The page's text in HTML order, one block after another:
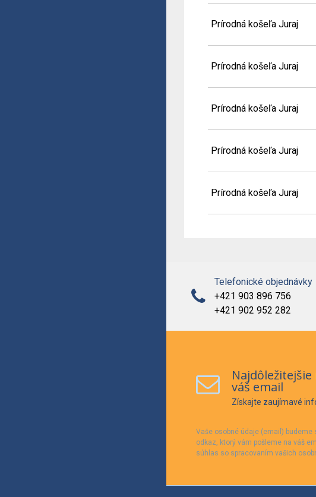
Prírodná košeľa Juraj
Prírodná košeľa Juraj
Prírodná košeľa Juraj
Prírodná košeľa Juraj
Prírodná košeľa Juraj
Telefonické objednávky
+421 903 896 756
+421 902 952 282
váš email
Získajte zaujímavé
Vaše osobné údaje (email)
odkaz, ktorý vám pošleme na váš
súhlas so spracovaním vašich